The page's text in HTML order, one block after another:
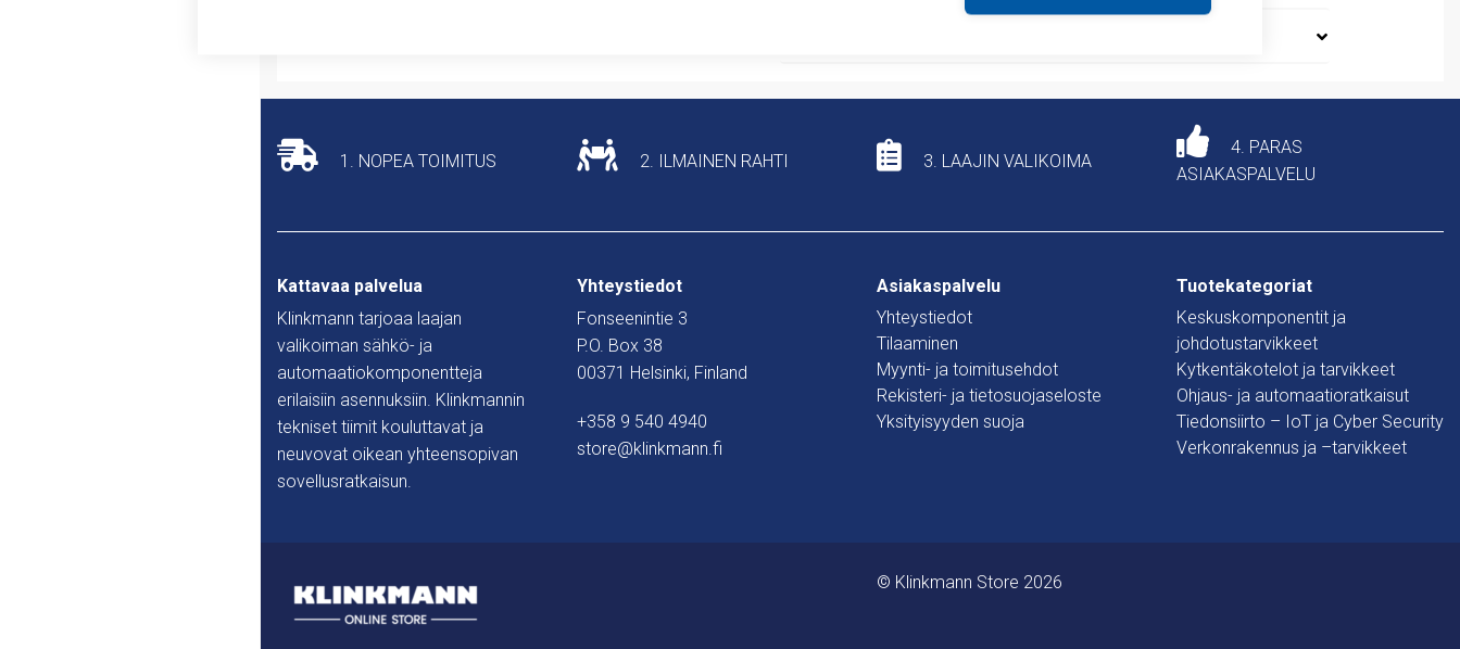
1. NOPEA TOIMITUS 2. ILMAINEN RAHTI 3. LAAJIN VALIKOIMA
4. PARAS
ASIAKASPALVELU
Kattavaa palvelua
Klinkmann tarjoaa laajan
valikoiman sähkö- ja
automaatiokomponentteja
erilaisiin asennuksiin. Klinkmannin
tekniset tiimit kouluttavat ja
neuvovat oikean yhteensopivan
sovellusratkaisun.
Yhteystiedot
Fonseenintie 3
P.O. Box 38
00371 Helsinki, Finland
+358 9 540 4940
store@klinkmann.fi
Asiakaspalvelu
Yhteystiedot
Tilaaminen
Myynti- ja toimitusehdot
Rekisteri- ja tietosuojaseloste
Yksityisyyden suoja
Tuotekategoriat
Keskuskomponentit ja
johdotustarvikkeet
Kytkentäkotelot ja tarvikkeet
Ohjaus- ja automaatioratkaisut
Tiedonsiirto – IoT ja Cyber Security
Verkonrakennus ja –tarvikkeet
© Klinkmann Store 2026